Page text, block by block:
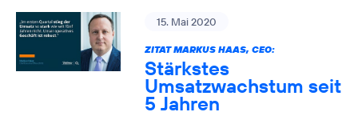
15. Mai 2020
ZITAT MARKUS HAAS, CEO:
Stärkstes
Umsatzwachstum seit
5 Jahren